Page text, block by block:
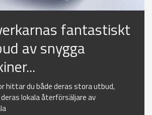
fantastiskt
av snygga
hittar du både deras stora utbud,
lokala återförsäljare av